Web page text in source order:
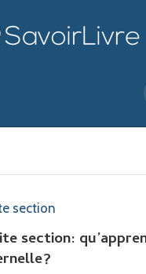
section: